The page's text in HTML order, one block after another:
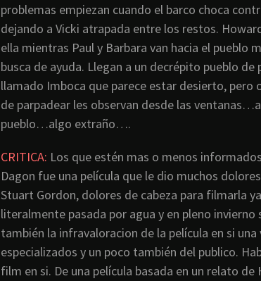
problemas empiezan cuando el barco choca
dejando a Vicki atrapada entre los restos.
ella mientras Paul y Barbara van hacia el pueblo
busca de ayuda. Llegan a un decrépito pueblo de
llamado Imboca que parece estar desierto, pero
de parpadear les observan desde las
pueblo…algo extraño….
CRITICA: Los que estén mas o menos
Dagon fue una película que le dio muchos
Stuart Gordon, dolores de cabeza para filmarla
literalmente pasada por agua y en pleno
también la infravaloracion de la película en si
especializados y un poco también del publico.
film en si. De una película basada en un relato